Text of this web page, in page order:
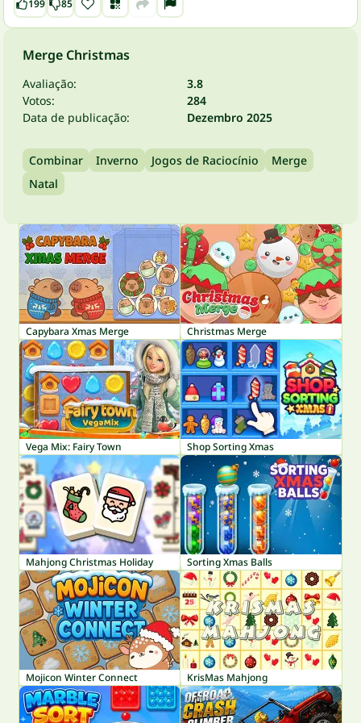
199 85
Merge Christmas
Avaliação:
3.8
Votos:
284
Data de publicação:
Dezembro 2025
Combinar Inverno Jogos de Raciocínio
Merge
Natal
Capybara Xmas Merge Christmas Merge
Vega Mix: Fairy Town Shop Sorting Xmas
Mahjong Christmas Holiday Sorting Xmas Balls
Mojicon Winter Connect KrisMas Mahjong